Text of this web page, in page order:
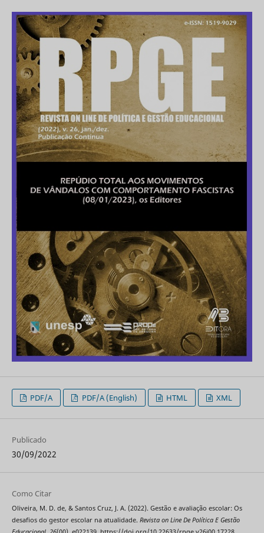
PDF/A PDF/A (English) HTML XML
Publicado
30/09/2022
Como Citar
Oliveira, M. D. de, & Santos Cruz, J. A. (2022). Gestão e avaliação escolar: Os
desafios do gestor escolar na atualidade. Revista on Line De Política E Gestão